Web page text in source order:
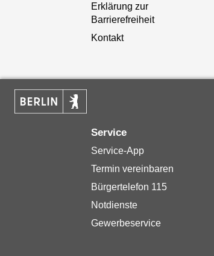
Erklärung zur
Barrierefreiheit
Kontakt
Service
Service-App
Termin vereinbaren
Bürgertelefon 115
Notdienste
Gewerbeservice